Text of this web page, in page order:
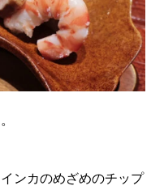
ンカのめざめのチップ